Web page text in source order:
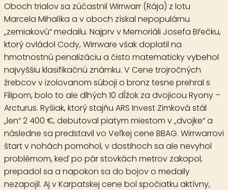
Oboch trialov sa zúčastnil Wirrwarr (Rája) z lotu
Marcela Mihalíka a v oboch získal nepopulárnu
„zemiakovú“ medailu. Najprv v Memoriáli Josefa Břečku,
ktorý ovládol Cody, Wirrware však doplatil na
hmotnostnú penalizáciu a čisto matematicky vybehol
najvyššiu klasifikačnú známku. V Cene trojročných
žrebcov v izolovanom súboji o bronz tesne prehral s
Filipom, bolo to ale dlhých 10 dĺžok za dvojicou Ryony –
Arcturus. Ryšiak, ktorý stajňu ARS Invest Zimková stál
„len“ 2 400 €, debutoval piatym miestom v „dvojke“ a
následne sa predstavil vo Veľkej cene BBAG. Wirrwarrovi
štart v nohách pomohol, v dostihoch sa ale nevyhol
problémom, keď po pár stovkách metrov zakopol,
prepadol sa a napokon sa do bojov o medaily
nezapojil. Aj v Karpatskej cene bol spočiatku aktívny,